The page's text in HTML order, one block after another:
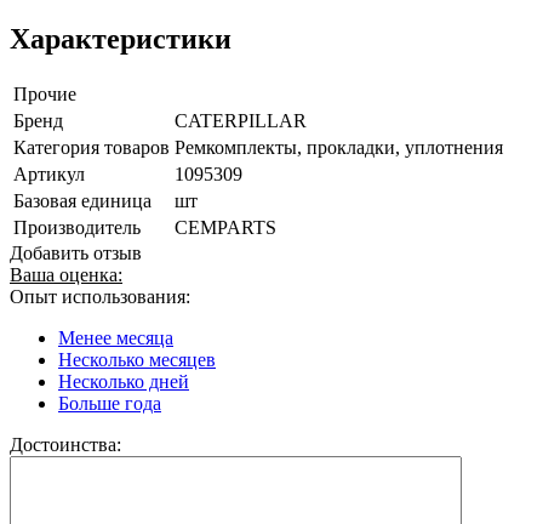
Характеристики
Прочие
Бренд
CATERPILLAR
Категория товаров Ремкомплекты, прокладки, уплотнения
Артикул
1095309
Базовая единица
шт
Производитель
CEMPARTS
Добавить отзыв
Ваша оценка:
Опыт использования:
Менее месяца
Несколько месяцев
Несколько дней
Больше года
Достоинства: